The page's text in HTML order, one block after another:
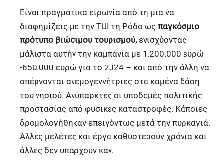
Είναι πραγματικά ειρωνία από τη μια να
διαφημίζεις με την ΤUI τη Ρόδο ως παγκόσμιο
πρότυπο βιώσιμου τουρισμού,ενισχύοντας
μάλιστα αυτήν την καμπάνια με 1.200.000 ευρώ
-650.000 ευρώ για το 2024 – και από την άλλη να
σπέρνονται ανεμογεννήτριες στα καμένα δάση
του νησιού. Ανύπαρκτες οι υποδομές πολιτικής
προστασίας από φυσικές καταστροφές. Κάποιες
δρομολογήθηκαν επειγόντως μετά την πυρκαγιά.
Άλλες μελέτες και έργα καθυστερούν χρόνια και
άλλες δεν υπάρχουν καν.